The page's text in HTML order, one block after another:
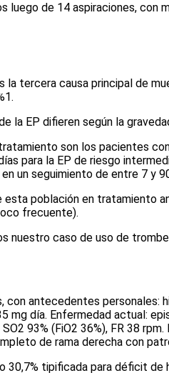
luego de 14 aspiraciones, con
la tercera causa principal de
1.
la EP difieren según la
son los pacientes
para la EP de riesgo
un seguimiento de entre 7 y
población en tratamiento
frecuente).
nuestro caso de uso de
con antecedentes personales:
mg día. Enfermedad actual:
2 93% (FiO2 36%), FR 38
de rama derecha con
30,7% tipificada para déficit